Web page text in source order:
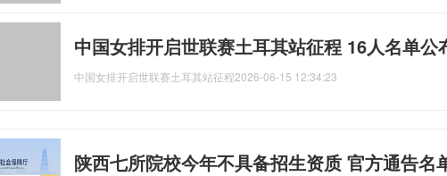
中国女排开启世联赛土耳其站征程 16人名单公
中国女排开启世联赛土耳其站征程2026-06-15 12:34:23
陕西七所院校今年不具备招生资质 官方通告名